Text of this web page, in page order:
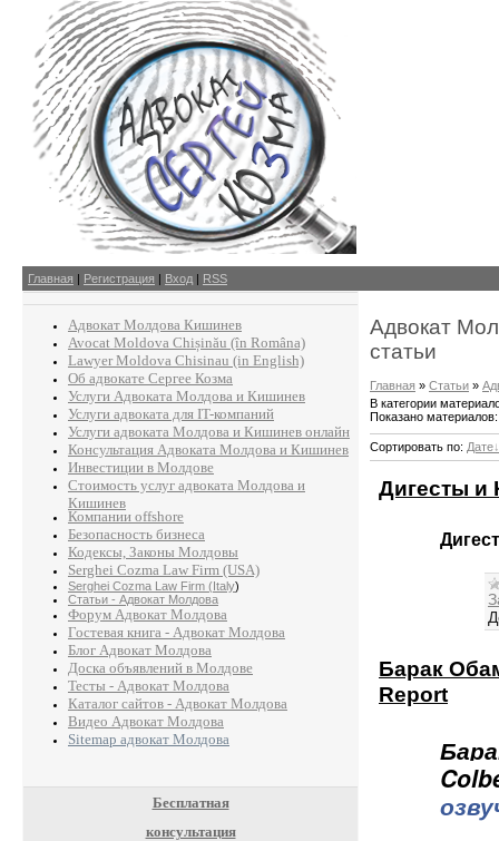
Главная | Регистрация | Вход | RSS
Адвокат Молдова Кишинев
Avocat Moldova Chișinău (în Româna)
Lawyer Moldova Chisinau (in English)
Об адвокате Сергее Козма
Услуги Адвоката Молдова и Кишинев
Услуги адвоката для IT-компаний
Услуги адвоката Молдова и Кишинев онлайн
Консультация Адвоката Молдова и Кишинев
Инвестиции в Молдове
Стоимость услуг адвоката Молдова и
Кишинев
Компании offshore
Безопасность бизнеса
Кодексы, Законы Молдовы
Serghei Cozma Law Firm (USA)
Serghei Cozma Law Firm (Italy)
Статьи - Адвокат Молдова
Форум Адвокат Молдова
Гостевая книга - Адвокат Молдова
Блог Адвокат Молдова
Доска объявлений в Молдове
Тесты - Адвокат Молдова
Каталог сайтов - Адвокат Молдова
Видео Адвокат Молдова
Sitemap адвокат Молдова
Бесплатная
консультация
Адвокат
статьи
Главная » Статьи »
В категории
Показано материалов
Сортировать по: Дате
Дигесты и
Барак
Report